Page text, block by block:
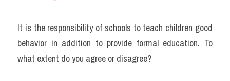
Đề thi thật Task 2
Listening
It is the responsibility of schools to teach children good
behavior in addition to provide formal education. To
what extent do you agree or disagree?